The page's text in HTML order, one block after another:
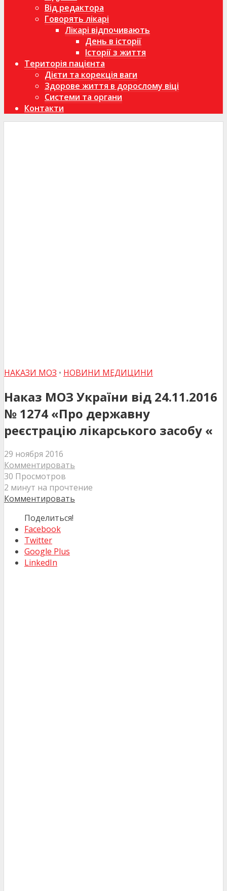
Від редактора
Говорять лікарі
Лікарі відпочивають
День в історії
Історії з життя
Територія пацієнта
Дієти та корекція ваги
Здорове життя в дорослому віці
Системи та органи
Контакти
НАКАЗИ МОЗ • НОВИНИ МЕДИЦИНИ
Наказ МОЗ України від 24.11.2016
№ 1274 «Про державну
реєстрацію лікарського засобу «
29 ноября 2016
Комментировать
30 Просмотров
2 минут на прочтение
Комментировать
Поделиться!
Facebook
Twitter
Google Plus
LinkedIn